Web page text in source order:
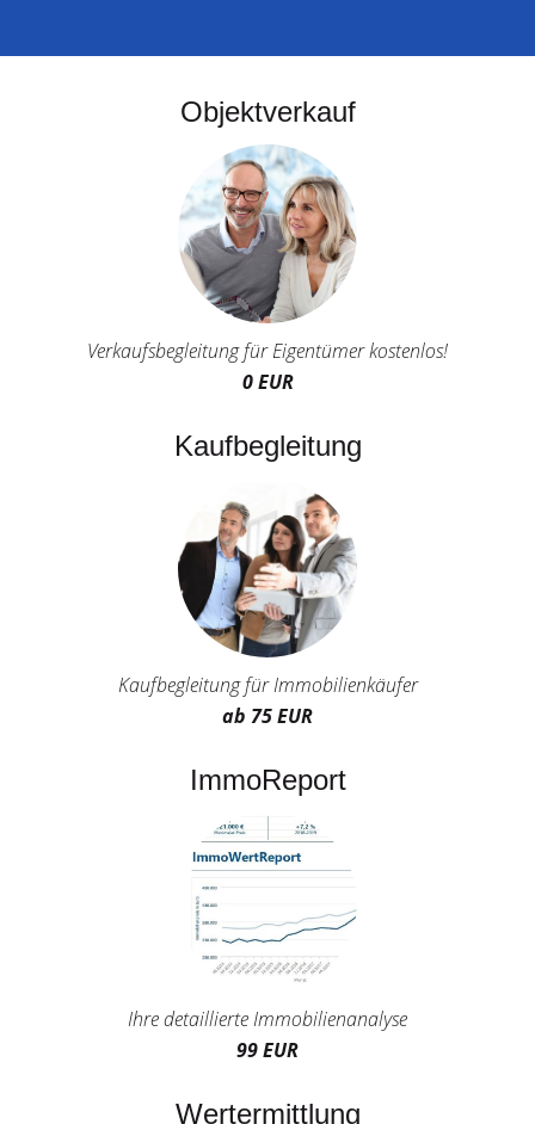
Objektverkauf
Verkaufsbegleitung für Eigentümer kostenlos!
0 EUR
Kaufbegleitung
Kaufbegleitung für Immobilienkäufer
ab 75 EUR
ImmoReport
Ihre detaillierte Immobilienanalyse
99 EUR
Wertermittlung